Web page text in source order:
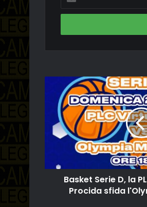
tuo
email
Basket Serie D, la
Procida sfida